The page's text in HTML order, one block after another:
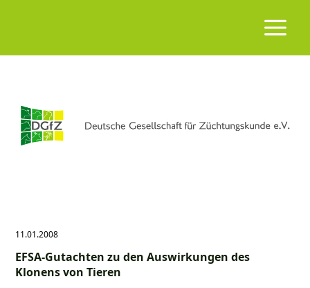
11.01.2008
EFSA-Gutachten zu den Auswirkungen des
Klonens von Tieren